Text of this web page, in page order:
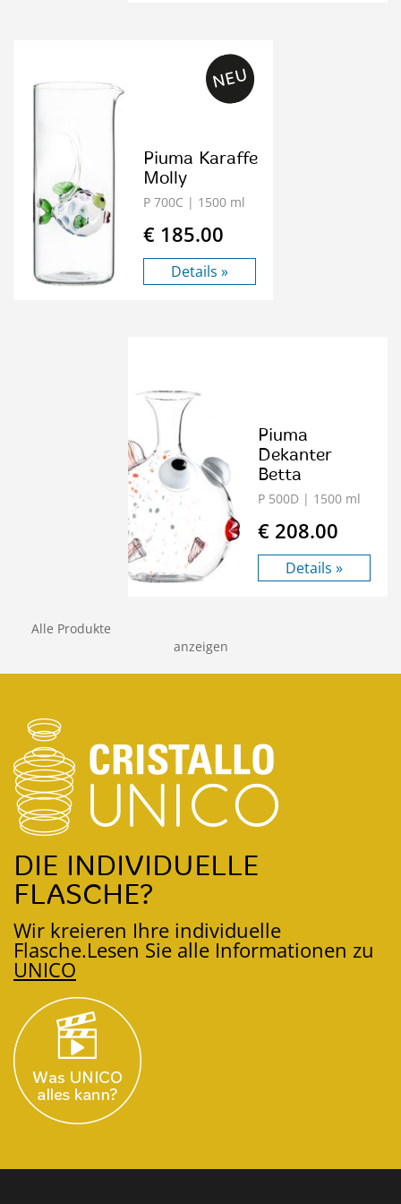
Piuma Karaffe
Molly
P 700C | 1500 ml
€ 185.00
Details »
Piuma
Dekanter
Betta
P 500D | 1500 ml
€ 208.00
Details »
Alle Produkte
anzeigen
DIE INDIVIDUELLE
FLASCHE?
Wir kreieren Ihre individuelle
Flasche.Lesen Sie alle Informationen zu
UNICO